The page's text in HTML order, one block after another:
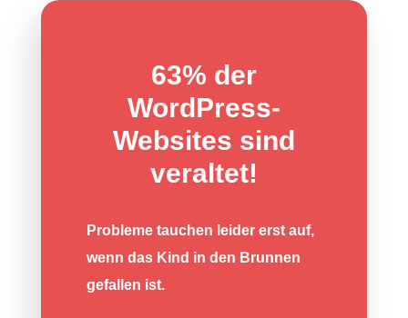
63% der
WordPress-
Websites sind
veraltet!
Probleme tauchen leider erst auf,
wenn das Kind in den Brunnen
gefallen ist.